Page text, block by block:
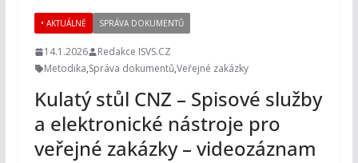
• AKTUÁLNĚ SPRÁVA DOKUMENTŮ
14.1.2026
Redakce ISVS.CZ
Metodika,Správa dokumentů,Veřejné zakázky
Kulatý stůl CNZ – Spisové služby
a elektronické nástroje pro
veřejné zakázky – videozáznam